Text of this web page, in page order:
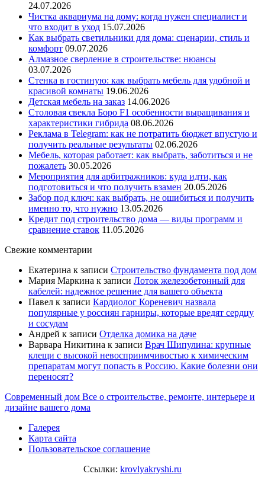
24.07.2026
Чистка аквариума на дому: когда нужен специалист и
что входит в уход 15.07.2026
Как выбрать светильники для дома: сценарии, стиль и
комфорт 09.07.2026
Алмазное сверление в строительстве: нюансы
03.07.2026
Стенка в гостиную: как выбрать мебель для удобной и
красивой комнаты 19.06.2026
Детская мебель на заказ 14.06.2026
Столовая свекла Боро F1 особенности выращивания и
характеристики гибрида 08.06.2026
Реклама в Telegram: как не потратить бюджет впустую и
получить реальные результаты 02.06.2026
Мебель, которая работает: как выбрать, заботиться и не
пожалеть 30.05.2026
Мероприятия для арбитражников: куда идти, как
подготовиться и что получить взамен 20.05.2026
Забор под ключ: как выбрать, не ошибиться и получить
именно то, что нужно 13.05.2026
Кредит под строительство дома — виды программ и
сравнение ставок 11.05.2026
Свежие комментарии
Екатерина к записи Строительство фундамента под дом
Мария Маркина к записи Лоток железобетонный для
кабелей: надежное решение для вашего объекта
Павел к записи Кардиолог Кореневич назвала
популярные у россиян гарниры, которые вредят сердцу
и сосудам
Андрей к записи Отделка домика на даче
Варвара Никитина к записи Врач Шипулина: крупные
клещи с высокой невосприимчивостью к химическим
препаратам могут попасть в Россию. Какие болезни они
переносят?
Современный дом Все о строительстве, ремонте, интерьере и
дизайне вашего дома
Галерея
Карта сайта
Пользовательское соглашение
Ссылки: krovlyakryshi.ru